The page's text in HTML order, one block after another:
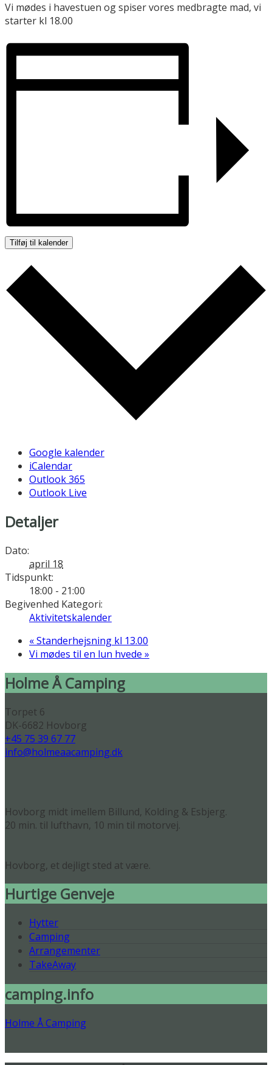
Vi mødes i havestuen og spiser vores medbragte mad, vi
starter kl 18.00
Tilføj til kalender
Google kalender
iCalendar
Outlook 365
Outlook Live
Detaljer
Dato:
april 18
Tidspunkt:
18:00 - 21:00
Begivenhed Kategori:
Aktivitetskalender
«Standerhejsning kl 13.00
Vi mødes til en lun hvede »
Holme Å Camping
Torpet 6
DK-6682 Hovborg
+45 75 39 67 77
info@holmeaacamping.dk
Hovborg midt imellem Billund, Kolding & Esbjerg.
20 min. til lufthavn, 10 min til motorvej.
Hovborg, et dejligt sted at være.
Hurtige Genveje
Hytter
Camping
Arrangementer
TakeAway
camping.info
Holme Å Camping